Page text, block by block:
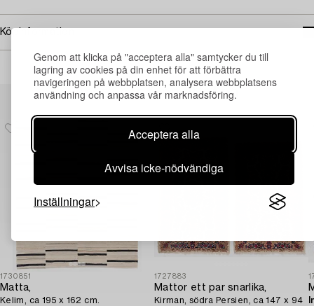
Genom att klicka på "acceptera alla" samtycker du till
lagring av cookies på din enhet för att förbättra
navigeringen på webbplatsen, analysera webbplatsens
användning och anpassa vår marknadsföring.
Acceptera alla
Avvisa icke-nödvändiga
Inställningar
Köpinformation
Andra har även tittat på
1730851
Matta,
Kelim, ca 195 x 162 cm.
1727883
Mattor ett par snarlika,
Kirman, södra Persien, ca 147 x 94